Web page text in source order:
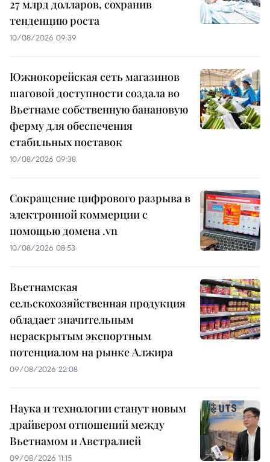
27 млрд долларов, сохранив
тенденцию роста
10/08/2026 09:39
Южнокорейская сеть магазинов
шаговой доступности создала во
Вьетнаме собственную банановую
ферму для обеспечения
стабильных поставок
10/08/2026 09:38
Сокращение цифрового разрыва в
электронной коммерции с
помощью домена .vn
10/08/2026 08:53
Вьетнамская
сельскохозяйственная продукция
обладает значительным
нераскрытым экспортным
потенциалом на рынке Алжира
09/08/2026 22:08
Наука и технологии станут новым
драйвером отношений между
Вьетнамом и Австралией
09/08/2026 11:15